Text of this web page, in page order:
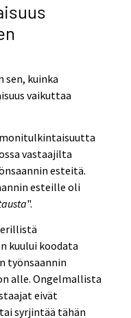
kuinka
vaikuttaa
vastaajilta
esteitä.
esteille oli
".
kuului koodata
työnsaannin
alle. Ongelmallista
eivät
syrjintää tähän